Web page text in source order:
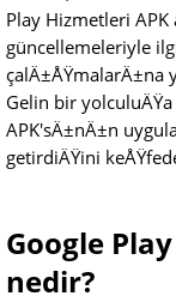
Play Hizmetleri
güncellemeleriyle
çalÄ±ÅŸmalarÄ±na
Gelin bir
APK'sÄ±nÄ±n
getirdiÄŸini
Google
nedir?